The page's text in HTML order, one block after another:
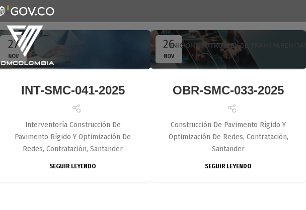
INICIONOSOTROSLEY DE TRANSPARENCIA
27
NOV
INT-SMC-041-2025
Interventoría Construcción De
Pavimento Rígido Y Optimización De
Redes, Contratación, Santander
SEGUIR LEYENDO
26
NOV
OBR-SMC-033-2025
Construcción De Pavimento Rígido Y
Optimización De Redes, Contratación,
Santander
SEGUIR LEYENDO